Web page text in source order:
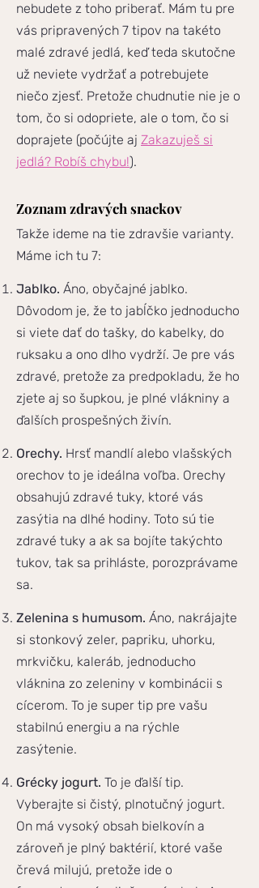
nebudete z toho priberať. Mám tu pre
vás pripravených 7 tipov na takéto
malé zdravé jedlá, keď teda skutočne
už neviete vydržať a potrebujete
niečo zjesť. Pretože chudnutie nie je o
tom, čo si odopriete, ale o tom, čo si
doprajete (počújte aj Zakazuješ si
jedlá? Robíš chybu!).
Zoznam zdravých snackov
Takže ideme na tie zdravšie varianty.
Máme ich tu 7:
Jablko. Áno, obyčajné jablko.
Dôvodom je, že to jabĺčko jednoducho
si viete dať do tašky, do kabelky, do
ruksaku a ono dlho vydrží. Je pre vás
zdravé, pretože za predpokladu, že ho
zjete aj so šupkou, je plné vlákniny a
ďalších prospešných živín.
Orechy. Hrsť mandlí alebo vlašských
orechov to je ideálna voľba. Orechy
obsahujú zdravé tuky, ktoré vás
zasýtia na dlhé hodiny. Toto sú tie
zdravé tuky a ak sa bojíte takýchto
tukov, tak sa prihláste, porozprávame
sa.
Zelenina s humusom. Áno, nakrájajte
si stonkový zeler, papriku, uhorku,
mrkvičku, kaleráb, jednoducho
vláknina zo zeleniny v kombinácii s
cícerom. To je super tip pre vašu
stabilnú energiu a na rýchle
zasýtenie.
Grécky jogurt. To je ďalší tip.
Vyberajte si čistý, plnotučný jogurt.
On má vysoký obsah bielkovín a
zároveň je plný baktérií, ktoré vaše
črevá milujú, pretože ide o